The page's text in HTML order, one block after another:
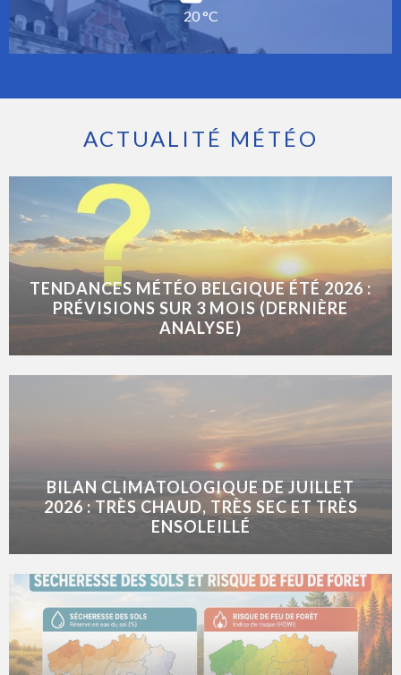
20 °C
ACTUALITÉ MÉTÉO
TENDANCES MÉTÉO BELGIQUE ÉTÉ 2026 :
PRÉVISIONS SUR 3 MOIS (DERNIÈRE
ANALYSE)
BILAN CLIMATOLOGIQUE DE JUILLET
2026 : TRÈS CHAUD, TRÈS SEC ET TRÈS
ENSOLEILLÉ